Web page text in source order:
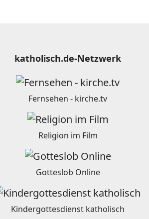
katholisch.de-Netzwerk
Fernsehen - kirche.tv
Religion im Film
Gotteslob Online
Kindergottesdienst katholisch